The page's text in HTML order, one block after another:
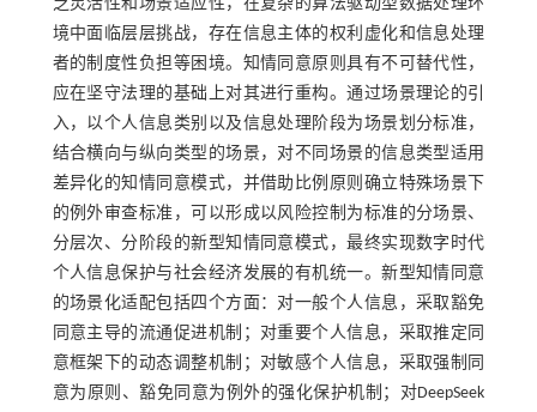
乏灵活性和场景适应性，在复杂的算法驱动型数据处理环
境中面临层层挑战，存在信息主体的权利虚化和信息处理
者的制度性负担等困境。知情同意原则具有不可替代性，
应在坚守法理的基础上对其进行重构。通过场景理论的引
入，以个人信息类别以及信息处理阶段为场景划分标准，
结合横向与纵向类型的场景，对不同场景的信息类型适用
差异化的知情同意模式，并借助比例原则确立特殊场景下
的例外审查标准，可以形成以风险控制为标准的分场景、
分层次、分阶段的新型知情同意模式，最终实现数字时代
个人信息保护与社会经济发展的有机统一。新型知情同意
的场景化适配包括四个方面：对一般个人信息，采取豁免
同意主导的流通促进机制；对重要个人信息，采取推定同
意框架下的动态调整机制；对敏感个人信息，采取强制同
意为原则、豁免同意为例外的强化保护机制；对DeepSeek